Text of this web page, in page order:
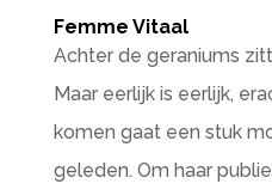
Femme Vitaal
Achter de geraniums
Maar eerlijk is eerlijk,
komen gaat een stuk
geleden. Om haar